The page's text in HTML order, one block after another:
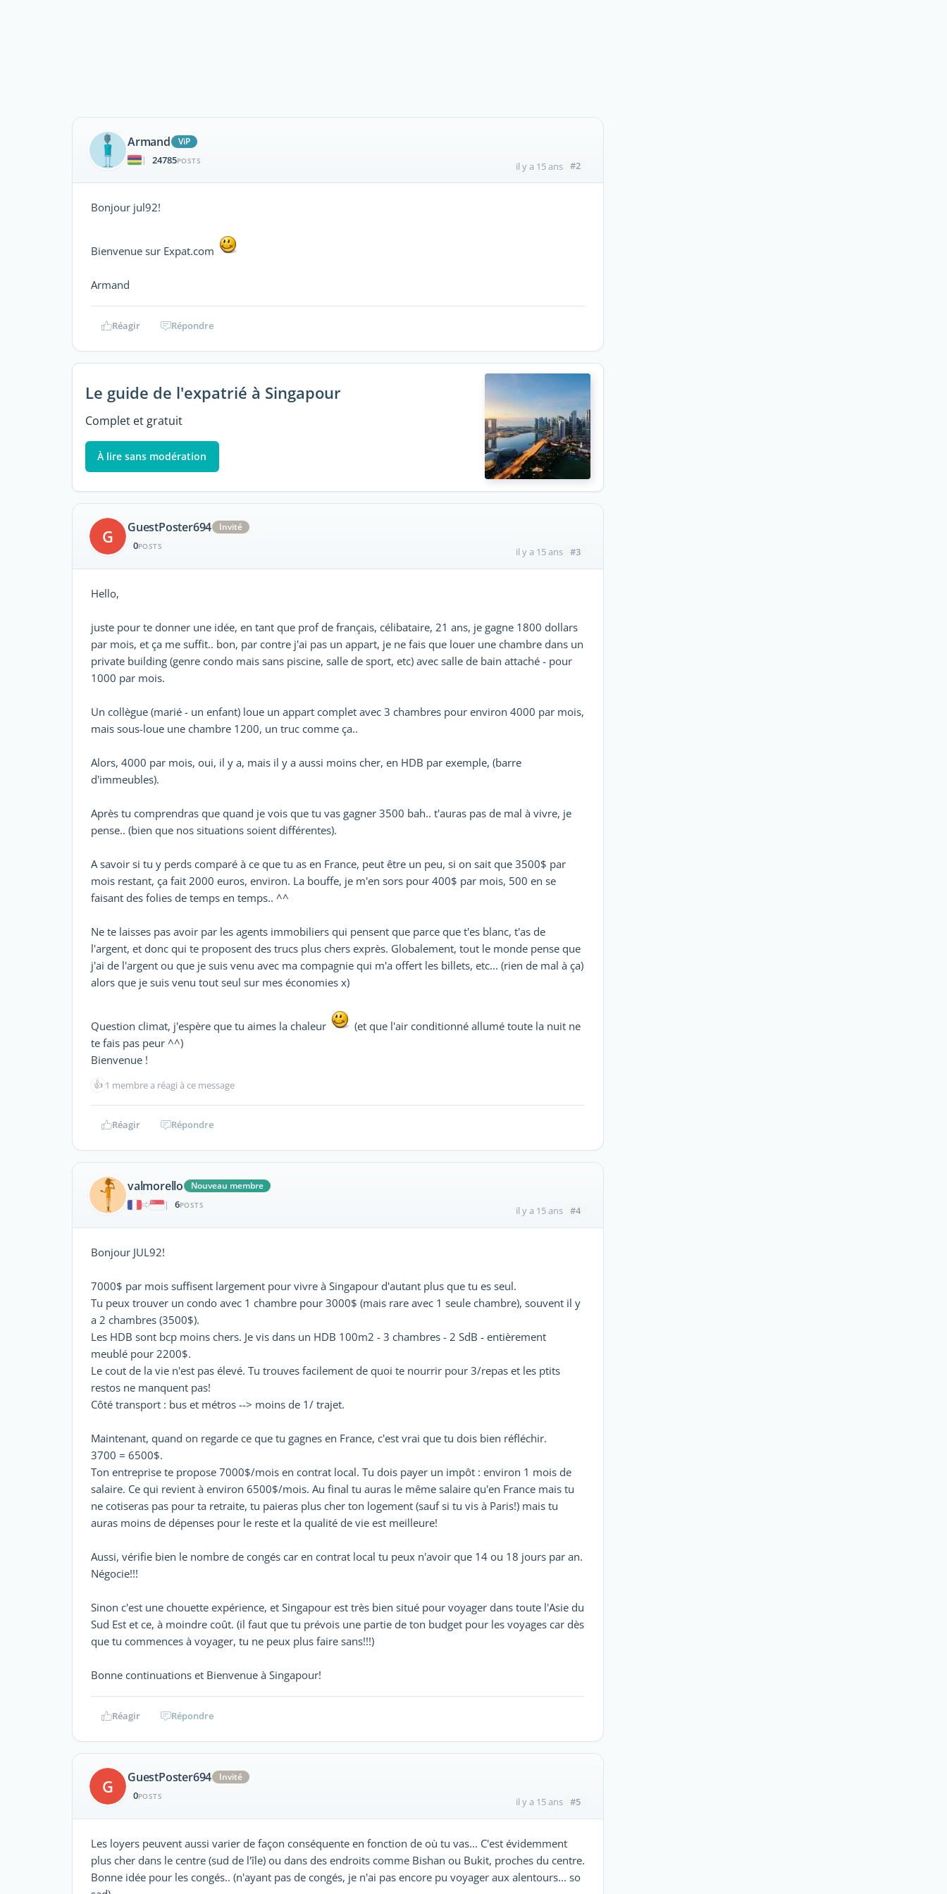
Armand
ViP
|
24785POSTS il y a 15 ans #2
Bonjour jul92!
Bienvenue sur Expat.com
Armand
Réagir Répondre
Le guide de l'expatrié à Singapour
Complet et gratuit
À lire sans modération
G GuestPoster694 Invité
0POSTS il y a 15 ans #3
Hello,
juste pour te donner une idée, en tant que prof de français, célibataire, 21 ans, je gagne 1800 dollars
par mois, et ça me suffit.. bon, par contre j'ai pas un appart, je ne fais que louer une chambre dans un
private building (genre condo mais sans piscine, salle de sport, etc) avec salle de bain attaché - pour
1000 par mois.
Un collègue (marié - un enfant) loue un appart complet avec 3 chambres pour environ 4000 par mois,
mais sous-loue une chambre 1200, un truc comme ça..
Alors, 4000 par mois, oui, il y a, mais il y a aussi moins cher, en HDB par exemple, (barre
d'immeubles).
Après tu comprendras que quand je vois que tu vas gagner 3500 bah.. t'auras pas de mal à vivre, je
pense.. (bien que nos situations soient différentes).
A savoir si tu y perds comparé à ce que tu as en France, peut être un peu, si on sait que 3500$ par
mois restant, ça fait 2000 euros, environ. La bouffe, je m'en sors pour 400$ par mois, 500 en se
faisant des folies de temps en temps.. ^^
Ne te laisses pas avoir par les agents immobiliers qui pensent que parce que t'es blanc, t'as de
l'argent, et donc qui te proposent des trucs plus chers exprès. Globalement, tout le monde pense que
j'ai de l'argent ou que je suis venu avec ma compagnie qui m'a offert les billets, etc... (rien de mal à ça)
alors que je suis venu tout seul sur mes économies x)
Question climat, j'espère que tu aimes la chaleur
(et que l'air conditionné allumé toute la nuit ne
te fais pas peur ^^)
Bienvenue !
👍 1 membre a réagi à ce message
Réagir Répondre
valmorello
Nouveau membre
|
6POSTS il y a 15 ans #4
Bonjour JUL92!
7000$ par mois suffisent largement pour vivre à Singapour d'autant plus que tu es seul.
Tu peux trouver un condo avec 1 chambre pour 3000$ (mais rare avec 1 seule chambre), souvent il y
a 2 chambres (3500$).
Les HDB sont bcp moins chers. Je vis dans un HDB 100m2 - 3 chambres - 2 SdB - entièrement
meublé pour 2200$.
Le cout de la vie n'est pas élevé. Tu trouves facilement de quoi te nourrir pour 3/repas et les ptits
restos ne manquent pas!
Côté transport : bus et métros --> moins de 1/ trajet.
Maintenant, quand on regarde ce que tu gagnes en France, c'est vrai que tu dois bien réfléchir.
3700 = 6500$.
Ton entreprise te propose 7000$/mois en contrat local. Tu dois payer un impôt : environ 1 mois de
salaire. Ce qui revient à environ 6500$/mois. Au final tu auras le même salaire qu'en France mais tu
ne cotiseras pas pour ta retraite, tu paieras plus cher ton logement (sauf si tu vis à Paris!) mais tu
auras moins de dépenses pour le reste et la qualité de vie est meilleure!
Aussi, vérifie bien le nombre de congés car en contrat local tu peux n'avoir que 14 ou 18 jours par an.
Négocie!!!
Sinon c'est une chouette expérience, et Singapour est très bien situé pour voyager dans toute l'Asie du
Sud Est et ce, à moindre coût. (il faut que tu prévois une partie de ton budget pour les voyages car dès
que tu commences à voyager, tu ne peux plus faire sans!!!)
Bonne continuations et Bienvenue à Singapour!
Réagir Répondre
G GuestPoster694 Invité
0POSTS il y a 15 ans #5
Les loyers peuvent aussi varier de façon conséquente en fonction de où tu vas... C'est évidemment
plus cher dans le centre (sud de l'île) ou dans des endroits comme Bishan ou Bukit, proches du centre.
Bonne idée pour les congés.. (n'ayant pas de congés, je n'ai pas encore pu voyager aux alentours... so